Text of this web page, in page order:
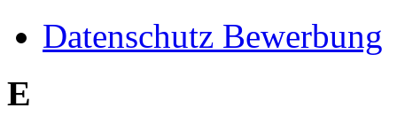
Datenschutz Bewerbung
E